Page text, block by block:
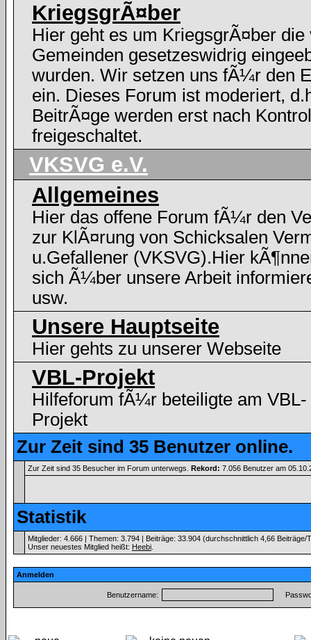
KriegsgrÃ¤ber
Hier geht es um KriegsgrÃ¤ber die
Gemeinden gesetzeswidrig
wurden. Wir setzen uns fÃ¼r den
ein. Dieses Forum ist moderiert,
BeitrÃ¤ge werden erst nach
freigeschaltet.
VKSVG e.V.
Allgemeines
Hier das offene Forum fÃ¼r den
zur KlÃ¤rung von Schicksalen
u.Gefallener (VKSVG).Hier
sich Ã¼ber unsere Arbeit
usw.
Unsere Hauptseite
Hier gehts zu unserer Webseite
VBL-Projekt
Hilfeforum fÃ¼r beteiligte am VBL-
Projekt
Zur Zeit sind 35 Benutzer online.
Zur Zeit sind 35 Besucher im Forum unterwegs. Rekord: 7.056 Benutzer am
Statistik
Mitglieder: 4.666 | Themen: 3.794 | Beiträge: 33.904 (durchschnittlich 4,66 Beiträge/
Unser neuestes Mitglied heißt: Heebi
Anmelden
Benutzername: